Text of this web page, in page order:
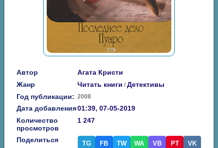
Автор
Агата Кристи
Жанр
Читать книги /Детективы
Год публикации: 2008
Дата добавления01:39, 07-05-2019
Количество
просмотров
1 247
Поделиться TG FB TW WA VB PT VK